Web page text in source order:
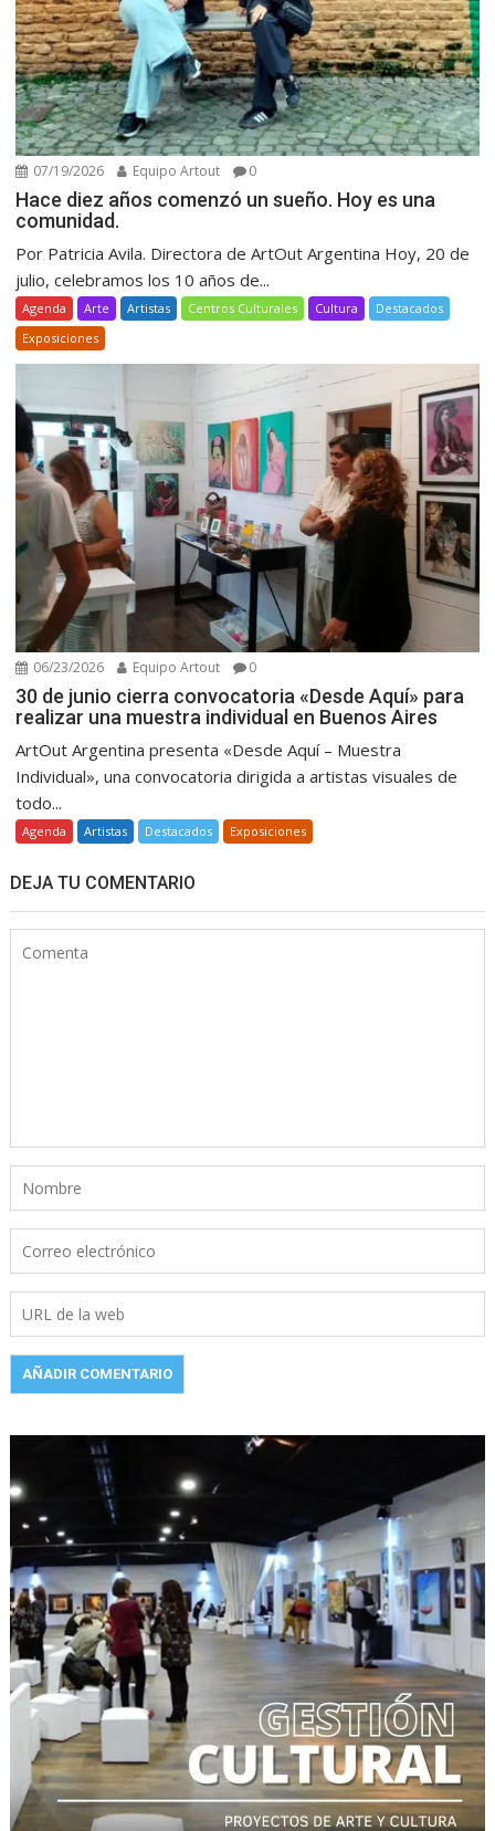
07/19/2026 Equipo Artout 0
Hace diez años comenzó un sueño. Hoy es una
comunidad.
Por Patricia Avila. Directora de ArtOut Argentina Hoy, 20 de
julio, celebramos los 10 años de...
Agenda Arte Artistas Centros Culturales Cultura
Destacados
Exposiciones
06/23/2026 Equipo Artout 0
30 de junio cierra convocatoria «Desde Aquí» para
realizar una muestra individual en Buenos Aires
ArtOut Argentina presenta «Desde Aquí – Muestra
Individual», una convocatoria dirigida a artistas visuales de
todo...
Agenda Artistas Destacados Exposiciones
DEJA TU COMENTARIO